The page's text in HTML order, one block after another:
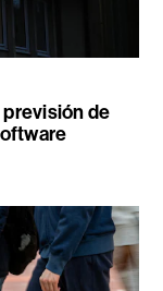
de